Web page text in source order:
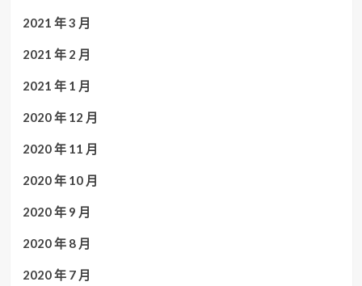
2021 年 3 月
2021 年 2 月
2021 年 1 月
2020 年 12 月
2020 年 11 月
2020 年 10 月
2020 年 9 月
2020 年 8 月
2020 年 7 月